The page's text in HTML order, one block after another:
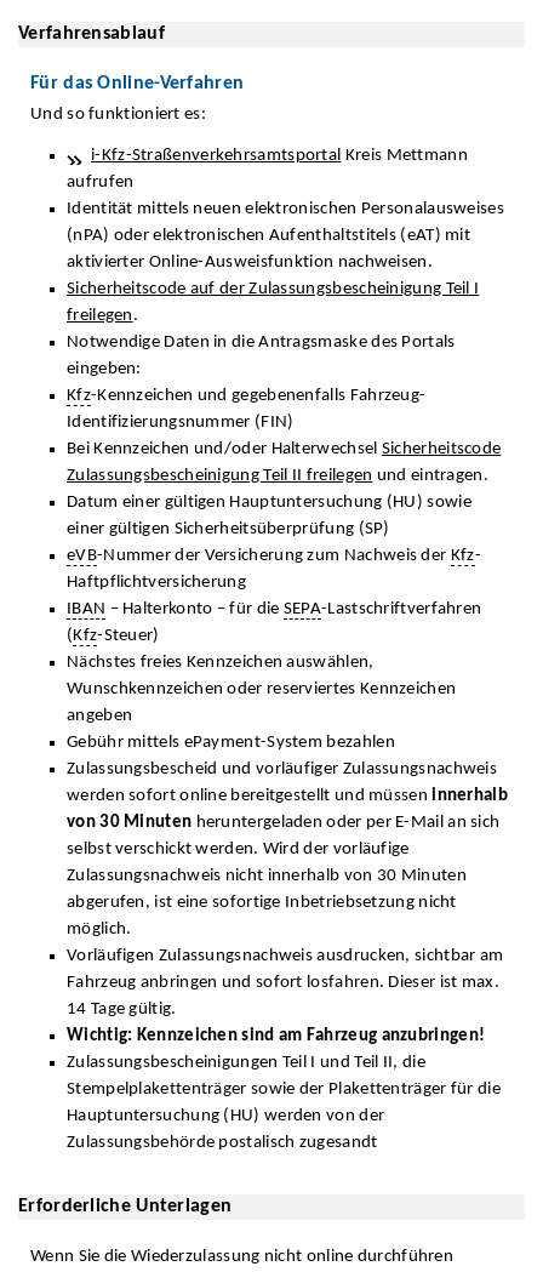
Verfahrensablauf
Für das Online-Verfahren
Und so funktioniert es:
i-Kfz-Straßenverkehrsamtsportal Kreis Mettmann
aufrufen
Identität mittels neuen elektronischen Personalausweises
(nPA) oder elektronischen Aufenthaltstitels (eAT) mit
aktivierter Online-Ausweisfunktion nachweisen.
Sicherheitscode auf der Zulassungsbescheinigung Teil I
freilegen .
Notwendige Daten in die Antragsmaske des Portals
eingeben:
Kfz-Kennzeichen und gegebenenfalls Fahrzeug-
Identifizierungsnummer (FIN)
Bei Kennzeichen und/oder Halterwechsel Sicherheitscode
Zulassungsbescheinigung Teil II freilegen und eintragen.
Datum einer gültigen Hauptuntersuchung (HU) sowie
einer gültigen Sicherheitsüberprüfung (SP)
eVB-Nummer der Versicherung zum Nachweis der Kfz-
Haftpflichtversicherung
IBAN – Halterkonto – für die SEPA-Lastschriftverfahren
(Kfz-Steuer)
Nächstes freies Kennzeichen auswählen,
Wunschkennzeichen oder reserviertes Kennzeichen
angeben
Gebühr mittels ePayment-System bezahlen
Zulassungsbescheid und vorläufiger Zulassungsnachweis
werden sofort online bereitgestellt und müsseninnerhalb
von 30 Minuten heruntergeladen oder per E-Mail an sich
selbst verschickt werden. Wird der vorläufige
Zulassungsnachweis nicht innerhalb von 30 Minuten
abgerufen, ist eine sofortige Inbetriebsetzung nicht
möglich.
Vorläufigen Zulassungsnachweis ausdrucken, sichtbar am
Fahrzeug anbringen und sofort losfahren. Dieser ist max.
14 Tage gültig.
Wichtig: Kennzeichen sind am Fahrzeug anzubringen!
Zulassungsbescheinigungen Teil I und Teil II, die
Stempelplakettenträger sowie der Plakettenträger für die
Hauptuntersuchung (HU) werden von der
Zulassungsbehörde postalisch zugesandt
Erforderliche Unterlagen
Wenn Sie die Wiederzulassung nicht online durchführen